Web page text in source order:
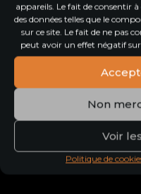
appareils. Le fait de consentir
des données telles que le
sur ce site. Le fait de ne pas
peut avoir un effet négatif
Non
Voir
Politique de